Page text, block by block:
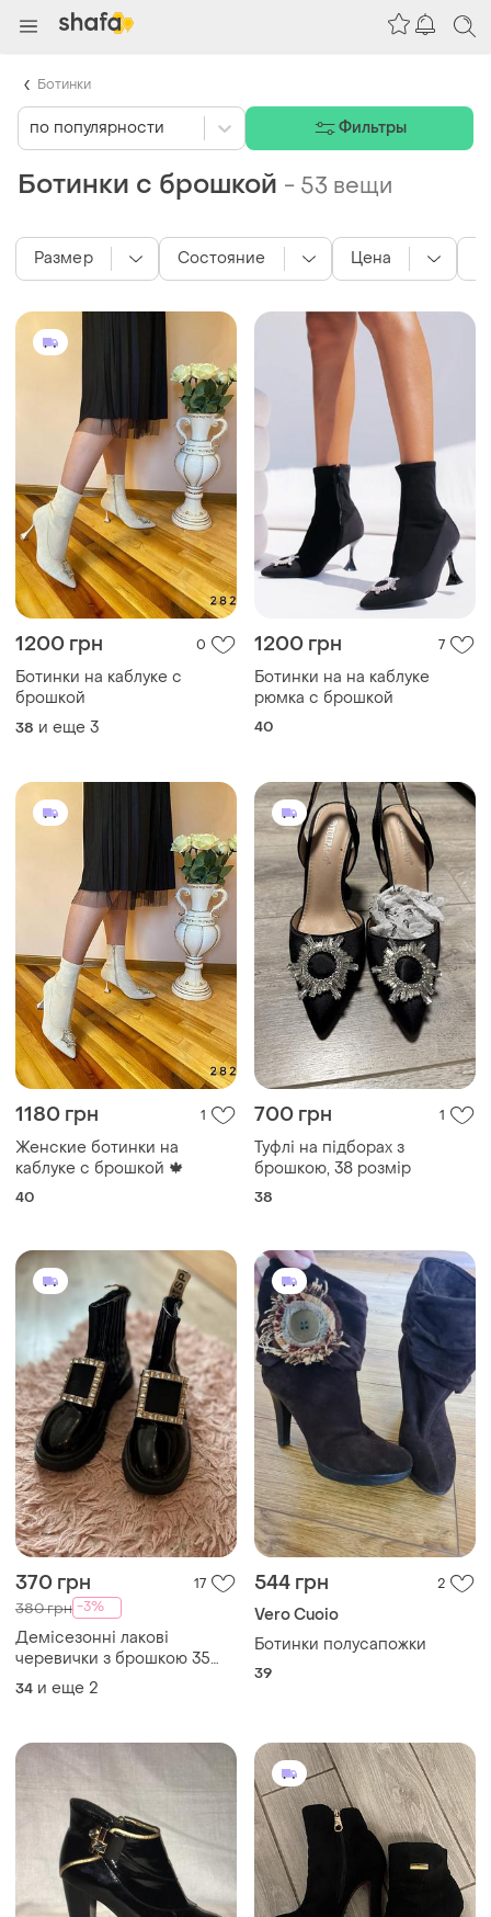
Ботинки с брошкой - 53 вещи
1200 грн 0
Ботинки на каблуке с
брошкой
38 и еще 3
1200 грн 7
Ботинки на на каблуке
рюмка с брошкой
40
1180 грн 1
Женские ботинки на
каблуке с брошкой 🍁
40
700 грн 1
Туфлі на підборах з
брошкою, 38 розмір
38
370 грн 17
380 грн -3%
Демісезонні лакові
черевички з брошкою 35
розмір
34 и еще 2
544 грн 2
Vero Cuoio
Ботинки полусапожки
39
Размер Состояние Цена
по популярности Фильтры
Ботинки